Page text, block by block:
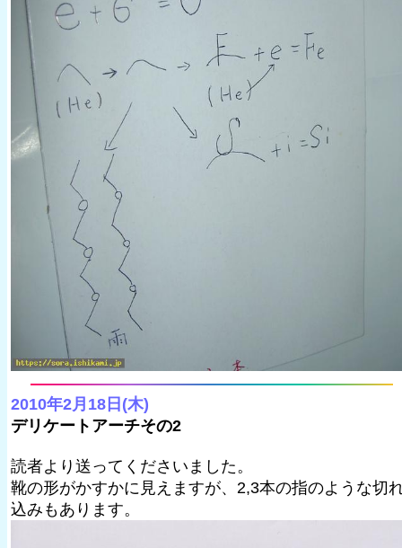
2010年2月18日(木)
デリケートアーチその2
読者より送ってくださいました。
靴の形がかすかに見えますが、2,3本の指のような切
込みもあります。